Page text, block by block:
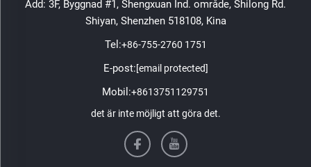
Add: 3F, Byggnad #1, Shengxuan Ind. område, Shilong Rd.
Shiyan, Shenzhen 518108, Kina
Tel:+86-755-2760 1751
E-post:[email protected]
Mobil:+8613751129751
det är inte möjligt att göra det.